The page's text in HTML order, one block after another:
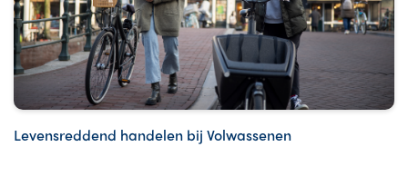
Levensreddend handelen bij Volwassenen